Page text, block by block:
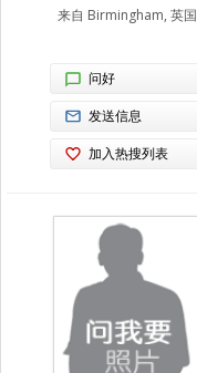
来自 Birmingham, 英国
问好
发送信息
加入热搜列表